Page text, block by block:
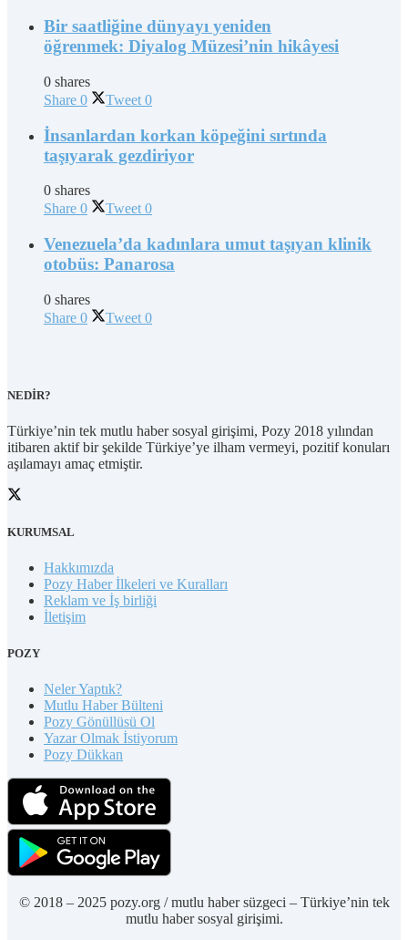
Bir saatliğine dünyayı yeniden
öğrenmek: Diyalog Müzesi’nin hikâyesi
0 shares
Share 0 Tweet 0
İnsanlardan korkan köpeğini sırtında
taşıyarak gezdiriyor
0 shares
Share 0 Tweet 0
Venezuela’da kadınlara umut taşıyan klinik
otobüs: Panarosa
0 shares
Share 0 Tweet 0
NEDİR?
Türkiye’nin tek mutlu haber sosyal girişimi, Pozy 2018 yılından
itibaren aktif bir şekilde Türkiye’ye ilham vermeyi, pozitif konuları
aşılamayı amaç etmiştir.
KURUMSAL
Hakkımızda
Pozy Haber İlkeleri ve Kuralları
Reklam ve İş birliği
İletişim
POZY
Neler Yaptık?
Mutlu Haber Bülteni
Pozy Gönüllüsü Ol
Yazar Olmak İstiyorum
Pozy Dükkan
© 2018 – 2025 pozy.org / mutlu haber süzgeci – Türkiye’nin tek
mutlu haber sosyal girişimi.